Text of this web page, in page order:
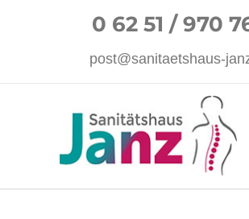
0 62 51 / 970
post@sanitaetshaus-